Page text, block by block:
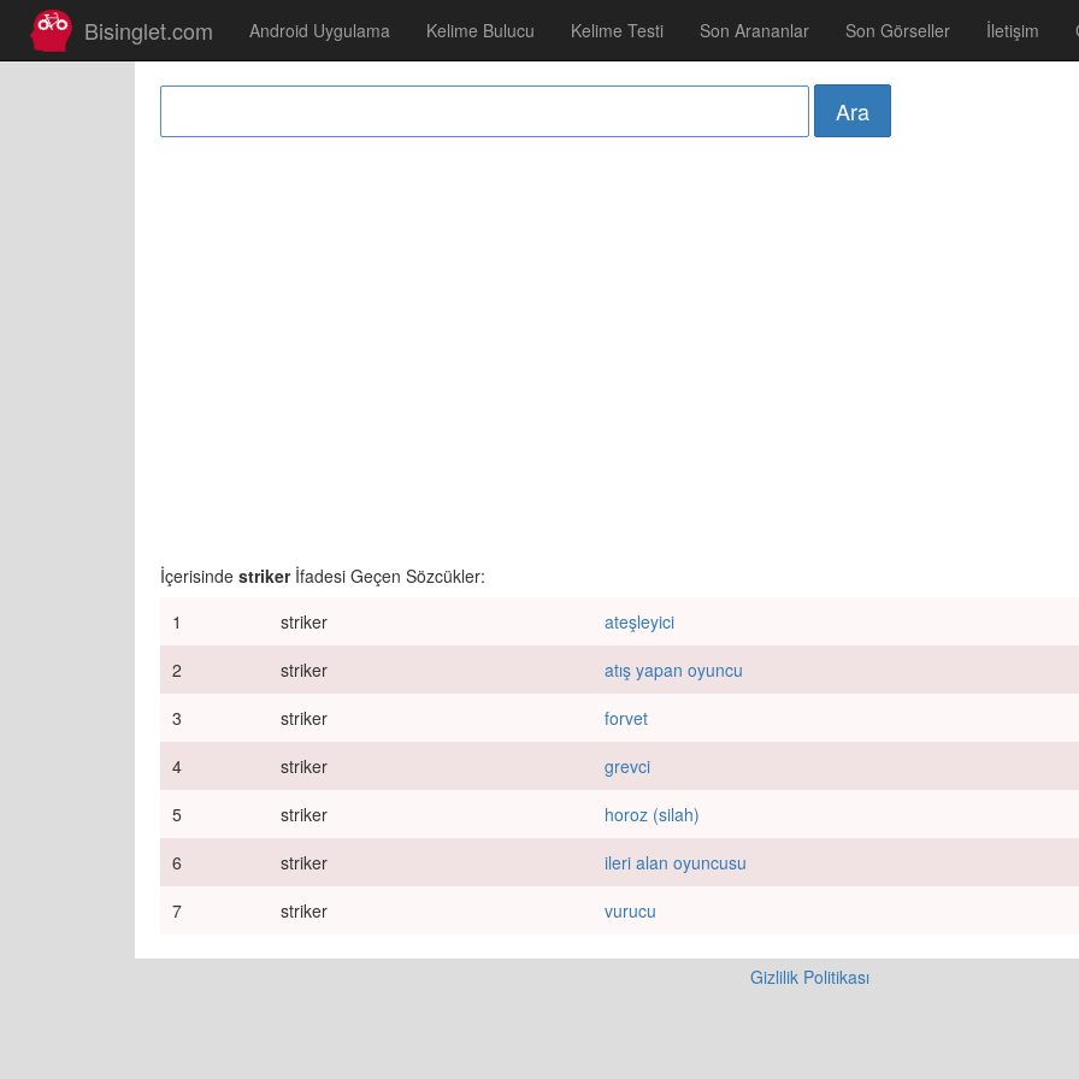
Bisinglet.com Android Uygulama Kelime Bulucu Kelime Testi Son Arananlar Son Görseller İletişim
İçerisinde striker İfadesi Geçen Sözcükler:
1
striker
ateşleyici
2
striker
atış yapan oyuncu
3
striker
forvet
4
striker
grevci
5
striker
horoz (silah)
6
striker
ileri alan oyuncusu
7
striker vurucu
Gizlilik Politikası